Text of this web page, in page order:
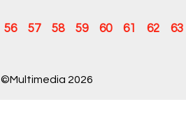
56 57 58 59 60 61 62 63
©Multimedia 2026